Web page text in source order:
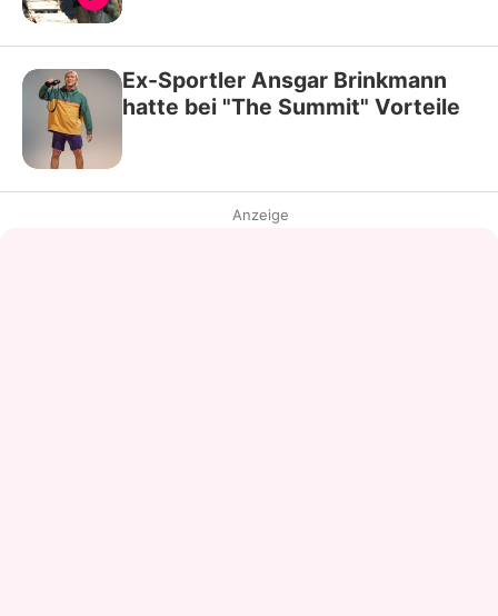
Ex-Sportler Ansgar Brinkmann
hatte bei "The Summit" Vorteile
Anzeige